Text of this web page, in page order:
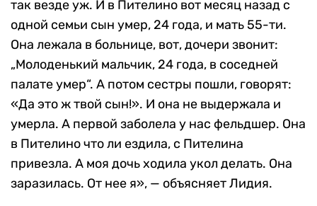
так везде уж. И в Пителино вот месяц назад с
одной семьи сын умер, 24 года, и мать 55-ти.
Она лежала в больнице, вот, дочери звонит:
„Молоденький мальчик, 24 года, в соседней
палате умер“. А потом сестры пошли, говорят:
«Да это ж твой сын!». И она не выдержала и
умерла. А первой заболела у нас фельдшер. Она
в Пителино что ли ездила, с Пителина
привезла. А моя дочь ходила укол делать. Она
заразилась. От нее я», — объясняет Лидия.